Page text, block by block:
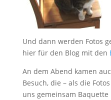
Und dann werden Fotos
hier für den Blog mit den
An dem Abend kamen
Besuch, die – als die
uns gemeinsam